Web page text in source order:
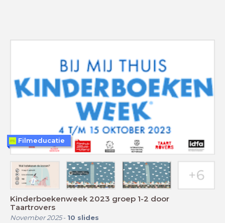
Kinderboekenweek 2023 groep 1-2 door
Taartrovers
November 2025- 10 slides
Filmeducatie